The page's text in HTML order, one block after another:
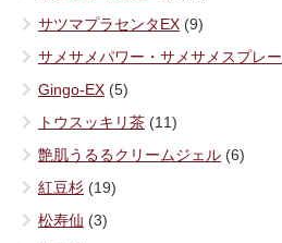
サツマプラセンタEX (9)
サメサメパワー・サメサメスプレー
Gingo-EX (5)
トウスッキリ茶 (11)
艶肌うるるクリームジェル (6)
紅豆杉 (19)
松寿仙 (3)